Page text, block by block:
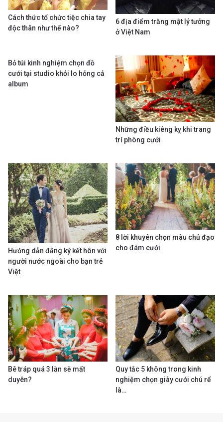
Cách thức tổ chức tiệc chia tay
độc thân như thế nào?
6 địa điểm trăng mật lý tưởng
ở Việt Nam
Bỏ túi kinh nghiệm chọn đồ
cưới tại studio khỏi lo hỏng cả
album
Những điều kiêng kỵ khi trang
trí phòng cưới
Hướng dẫn đăng ký kết hôn với
người nước ngoài cho bạn trẻ
Việt
8 lời khuyên chọn màu chủ đạo
cho đám cưới
Bê tráp quá 3 lần sẽ mất
duyên?
Quy tắc 5 không trong kinh
nghiệm chọn giày cưới chú rể
là…